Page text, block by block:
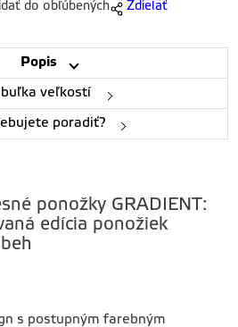
do obľúbených Zdielať
Popis
veľkostí
poradiť?
ponožky GRADIENT:
edícia ponožiek
s postupným farebným